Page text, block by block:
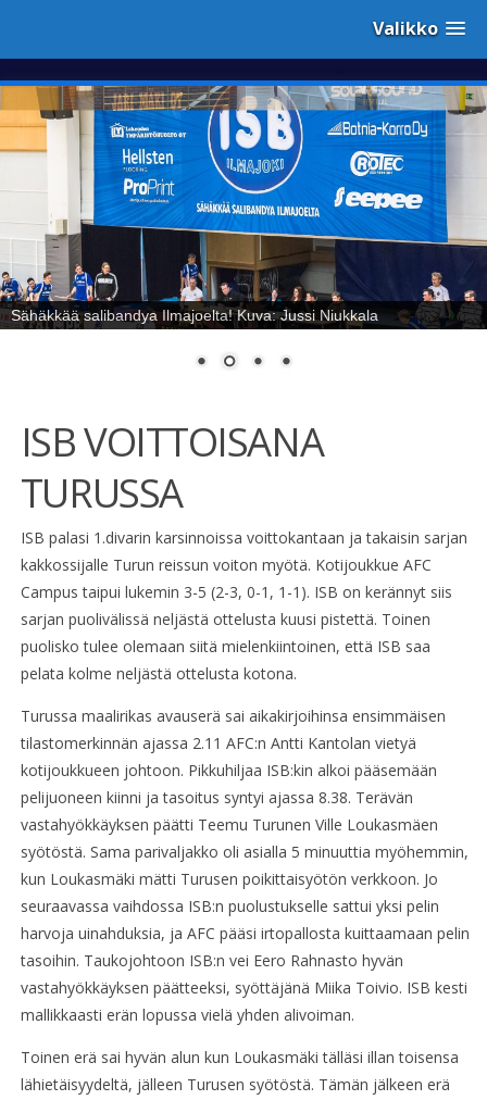
Valikko
Sähäkkää salibandya Ilmajoelta! Kuva: Jussi Niukkala
ISB VOITTOISANA
TURUSSA
ISB palasi 1.divarin karsinnoissa voittokantaan ja takaisin sarjan
kakkossijalle Turun reissun voiton myötä. Kotijoukkue AFC
Campus taipui lukemin 3-5 (2-3, 0-1, 1-1). ISB on kerännyt siis
sarjan puolivälissä neljästä ottelusta kuusi pistettä. Toinen
puolisko tulee olemaan siitä mielenkiintoinen, että ISB saa
pelata kolme neljästä ottelusta kotona.
Turussa maalirikas avauserä sai aikakirjoihinsa ensimmäisen
tilastomerkinnän ajassa 2.11 AFC:n Antti Kantolan vietyä
kotijoukkueen johtoon. Pikkuhiljaa ISB:kin alkoi pääsemään
pelijuoneen kiinni ja tasoitus syntyi ajassa 8.38. Terävän
vastahyökkäyksen päätti Teemu Turunen Ville Loukasmäen
syötöstä. Sama parivaljakko oli asialla 5 minuuttia myöhemmin,
kun Loukasmäki mätti Turusen poikittaisyötön verkkoon. Jo
seuraavassa vaihdossa ISB:n puolustukselle sattui yksi pelin
harvoja uinahduksia, ja AFC pääsi irtopallosta kuittaamaan pelin
tasoihin. Taukojohtoon ISB:n vei Eero Rahnasto hyvän
vastahyökkäyksen päätteeksi, syöttäjänä Miika Toivio. ISB kesti
mallikkaasti erän lopussa vielä yhden alivoiman.
Toinen erä sai hyvän alun kun Loukasmäki tälläsi illan toisensa
lähietäisyydeltä, jälleen Turusen syötöstä. Tämän jälkeen erä